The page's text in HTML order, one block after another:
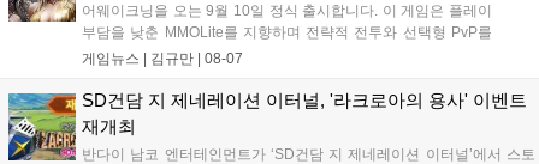
어웨이크닝을 오는 9월 10일 정식 출시합니다. 이 게임은 플레이
부담을 낮춘 MMOLite를 지향하며 전략적 전투와 선택형 PvP를
특징으로 합니다. 현재 공식 홈페이지와 앱 마켓에서 사전등록을
니다. 또한 카카오톡 채널 추가 시 주차별 스페셜 쿠폰과 한정 스
킨, 경품 이벤트 등 풍성한 혜택을 마련해 이용자들의 기대를 모
으고 있습니다....
게임뉴스 | 김규만 | 08-07
SD건담 지 제네레이션 이터널, '라크로아의 용사' 이벤트
재개최
반다이 남코 엔터테인먼트가 ‘SD건담 지 제네레이션 이터널’에서 스토